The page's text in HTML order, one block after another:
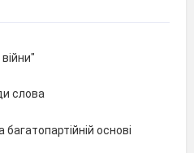
слова
основі